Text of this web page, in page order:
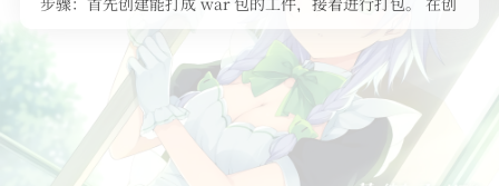
建工件时，右键点击项目名，选择模块设置，新增空的归档模
块，并创建清单文件及导入项目依赖，若有前端，还需导入前